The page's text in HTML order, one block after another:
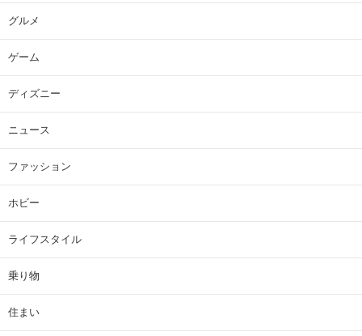
グルメ
ゲーム
ディズニー
ニュース
ファッション
ホビー
ライフスタイル
乗り物
住まい